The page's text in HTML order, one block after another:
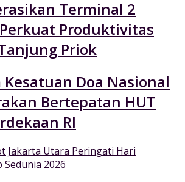
Terminal 2
Produktivitas
Priok
Doa Nasional
Bertepatan HUT
RI